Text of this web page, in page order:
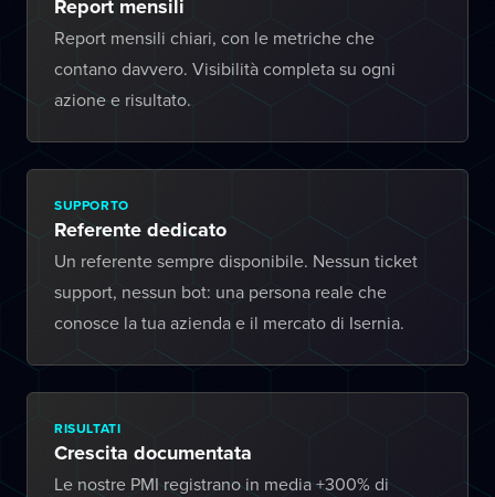
Report mensili
Report mensili chiari, con le metriche che
contano davvero. Visibilità completa su ogni
azione e risultato.
SUPPORTO
Referente dedicato
Un referente sempre disponibile. Nessun ticket
support, nessun bot: una persona reale che
conosce la tua azienda e il mercato di Isernia.
RISULTATI
Crescita documentata
Le nostre PMI registrano in media +300% di